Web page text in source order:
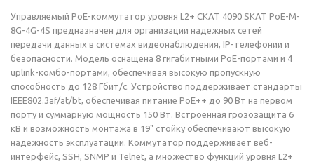
Управляемый PoE-коммутатор уровня L2+ СКАТ 4090 SKAT PoE-M-
8G-4G-4S предназначен для организации надежных сетей
передачи данных в системах видеонаблюдения, IP-телефонии и
безопасности. Модель оснащена 8 гигабитными PoE-портами и 4
uplink-комбо-портами, обеспечивая высокую пропускную
способность до 128 Гбит/с. Устройство поддерживает стандарты
IEEE802.3af/at/bt, обеспечивая питание PoE++ до 90 Вт на первом
порту и суммарную мощность 150 Вт. Встроенная грозозащита 6
кВ и возможность монтажа в 19" стойку обеспечивают высокую
надежность эксплуатации. Коммутатор поддерживает веб-
интерфейс, SSH, SNMP и Telnet, а множество функций уровня L2+